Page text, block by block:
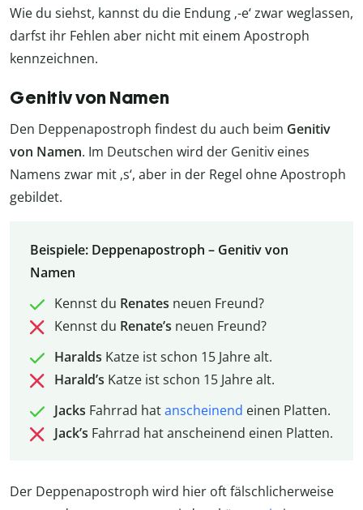
Wie du siehst, kannst du die Endung ‚-e‘ zwar weglassen,
darfst ihr Fehlen aber nicht mit einem Apostroph
kennzeichnen.
Genitiv von Namen
Den Deppenapostroph findest du auch beim Genitiv
von Namen. Im Deutschen wird der Genitiv eines
Namens zwar mit ‚s‘, aber in der Regel ohne Apostroph
gebildet.
Beispiele: Deppenapostroph – Genitiv von
Namen
Kennst du Renates neuen Freund?
Kennst du Renate’s neuen Freund?
Haralds Katze ist schon 15 Jahre alt.
Harald’s Katze ist schon 15 Jahre alt.
Jacks Fahrrad hatanscheinend einen Platten.
Jack’s Fahrrad hat anscheinend einen Platten.
Der Deppenapostroph wird hier oft fälschlicherweise